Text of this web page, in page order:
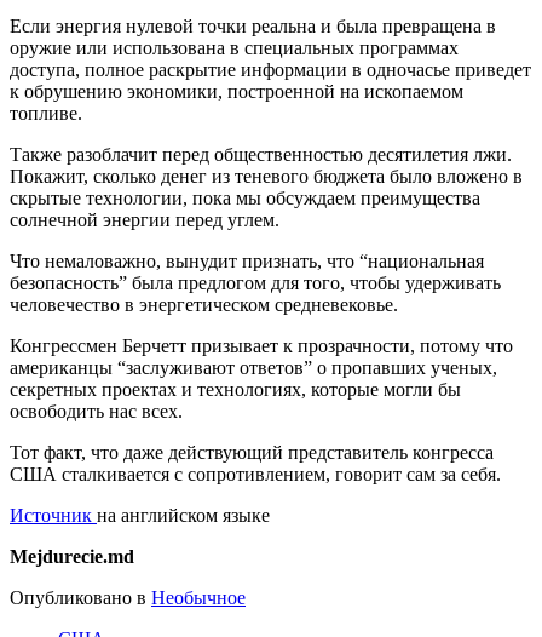
Если энергия нулевой точки реальна и была превращена в
оружие или использована в специальных программах
доступа, полное раскрытие информации в одночасье приведет
к обрушению экономики, построенной на ископаемом
топливе.
Также разоблачит перед общественностью десятилетия лжи.
Покажит, сколько денег из теневого бюджета было вложено в
скрытые технологии, пока мы обсуждаем преимущества
солнечной энергии перед углем.
Что немаловажно, вынудит признать, что “национальная
безопасность” была предлогом для того, чтобы удерживать
человечество в энергетическом средневековье.
Конгрессмен Берчетт призывает к прозрачности, потому что
американцы “заслуживают ответов” о пропавших ученых,
секретных проектах и технологиях, которые могли бы
освободить нас всех.
Тот факт, что даже действующий представитель конгресса
США сталкивается с сопротивлением, говорит сам за себя.
Источник на английском языке
Mejdurecie.md
Опубликовано в Необычное